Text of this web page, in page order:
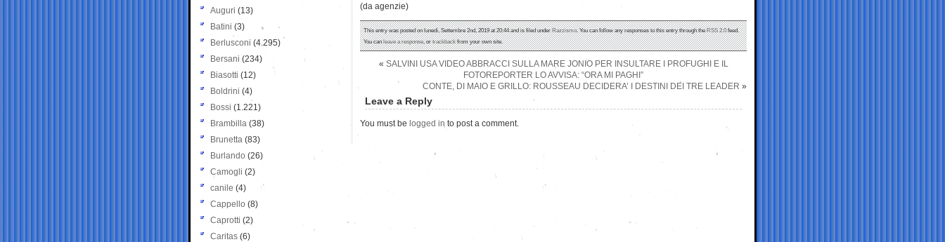
(da agenzie)
This entry was posted on lunedì, Settembre 2nd, 2019 at 20:44 and is filed underRazzismo. You can follow any responses to this entry through theRSS 2.0feed.
You canleave a response, ortrackbackfrom your own site.
« SALVINI USA VIDEO ABBRACCI SULLA MARE JONIO PER INSULTARE I PROFUGHI E IL
FOTOREPORTER LO AVVISA: “ORA MI PAGHI”
CONTE, DI MAIO E GRILLO: ROUSSEAU DECIDERA’ I DESTINI DEI TRE LEADER »
Leave a Reply
You must be logged in to post a comment.
Auguri (13)
Batini (3)
Berlusconi (4.295)
Bersani (234)
Biasotti (12)
Boldrini (4)
Bossi (1.221)
Brambilla (38)
Brunetta (83)
Burlando (26)
Camogli (2)
canile (4)
Cappello (8)
Caprotti (2)
Caritas (6)